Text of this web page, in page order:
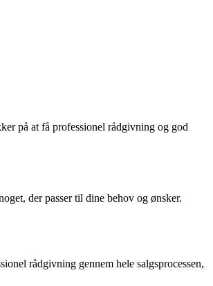
på at få professionel rådgivning og god
der passer til dine behov og ønsker.
rådgivning gennem hele salgsprocessen,